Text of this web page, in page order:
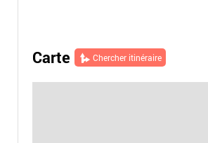
Carte Chercher itinéraire